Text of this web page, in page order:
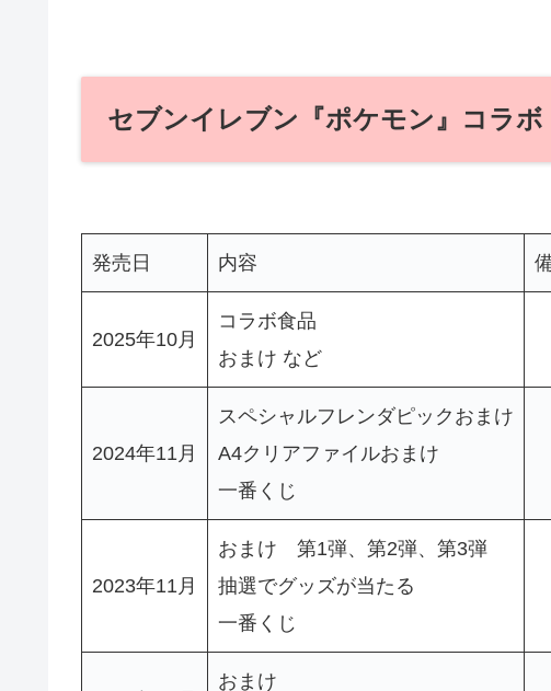
セブンイレブン『ポケモン』コラ
発売日 内容
2025年10月
コラボ食品
おまけ など
2024年11月
スペシャルフレンダピックおまけ
A4クリアファイルおまけ
一番くじ
2023年11月
おまけ 第1弾、第2弾、第3弾
抽選でグッズが当たる
一番くじ
おまけ